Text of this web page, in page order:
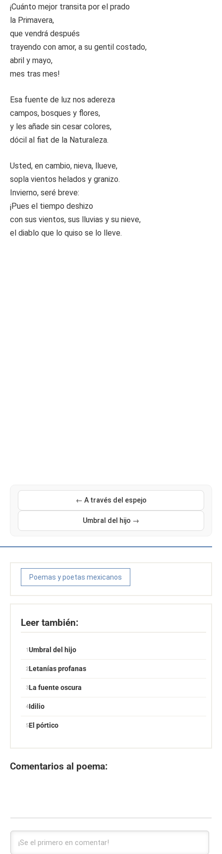
¡Cuánto mejor transita por el prado
la Primavera,
que vendrá después
trayendo con amor, a su gentil costado,
abril y mayo,
mes tras mes!
Esa fuente de luz nos adereza
campos, bosques y flores,
y les añade sin cesar colores,
dócil al fiat de la Naturaleza.
Usted, en cambio, nieva, llueve,
sopla vientos helados y granizo.
Invierno, seré breve:
¡Pues el tiempo deshizo
con sus vientos, sus lluvias y su nieve,
el diablo que lo quiso se lo lleve.
← A través del espejo
Umbral del hijo →
Poemas y poetas mexicanos
Leer también:
Umbral del hijo
Letanías profanas
La fuente oscura
Idilio
El pórtico
Comentarios al poema: